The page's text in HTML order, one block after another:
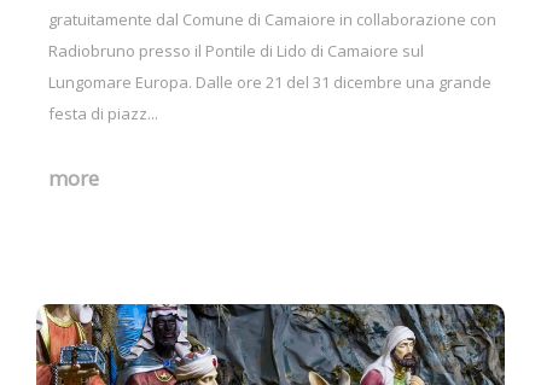
gratuitamente dal Comune di Camaiore in collaborazione con
Radiobruno presso il Pontile di Lido di Camaiore sul
Lungomare Europa. Dalle ore 21 del 31 dicembre una grande
festa di piazz...
more